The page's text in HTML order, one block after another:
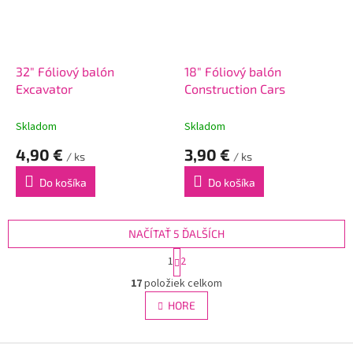
32" Fóliový balón
Excavator
Skladom
4,90 € / ks
Do košíka
18" Fóliový balón
Construction Cars
Skladom
3,90 € / ks
Do košíka
O
v
l
á
NAČÍTAŤ 5 ĎALŠÍCH
S
t
r
á
n
k
v
1 2
17položiek celkom
HORE